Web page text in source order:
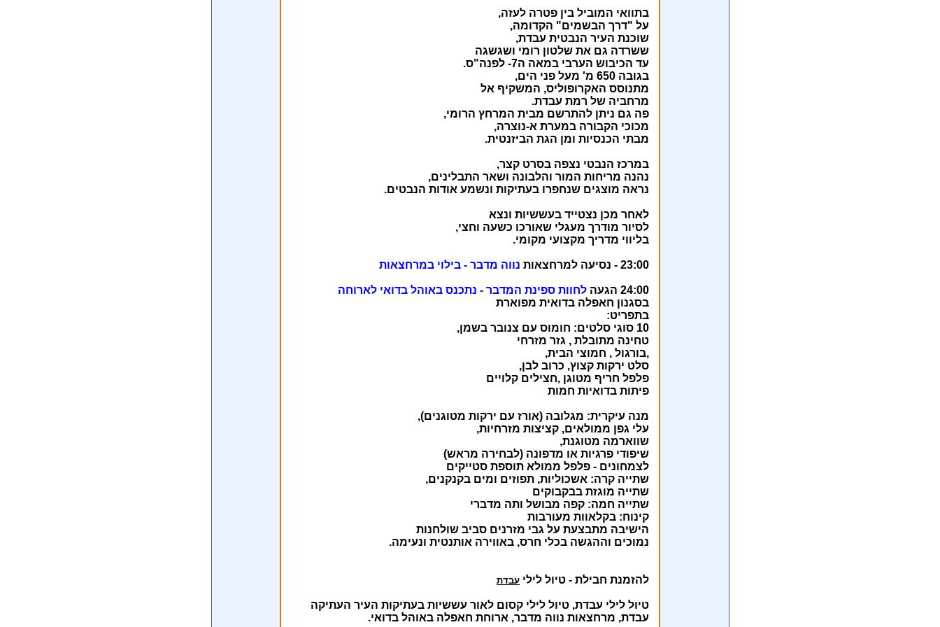
בתוואי המוביל בין פטרה לעזה,
על "דרך הבשמים" הקדומה,
שוכנת העיר הנבטית עבדת,
ששרדה גם את שלטון רומי ושגשגה
עד הכיבוש הערבי במאה ה7- לפנה"ס.
בגובה 650 מ' מעל פני הים,
מתנוסס האקרופוליס, המשקיף אל
מרחביה של רמת עבדת.
פה גם ניתן להתרשם מבית המרחץ הרומי,
מכוכי הקבורה במערת א-נוצרה,
מבתי הכנסיות ומן הגת הביזנטית.
במרכז הנבטי נצפה בסרט קצר,
נהנה מריחות המור והלבונה ושאר התבלינים,
נראה מוצגים שנחפרו בעתיקות ונשמע אודות הנבטים.
לאחר מכן נצטייד בעששיות ונצא
לסיור מודרך מעגלי שאורכו כשעה וחצי,
בליווי מדריך מקצועי מקומי.
23:00 - נסיעה למרחצאות נווה מדבר - בילוי במרחצאות
24:00 הגעה
לחוות ספינת המדבר - נתכנס באוהל בדואי לארוחה
בסגנון חאפלה בדואית מפוארת
בתפריט:
10 סוגי סלטים: חומוס עם צנובר בשמן,
טחינה מתובלת , גזר מזרחי
,בורגול , חמוצי הבית,
סלט ירקות קצוץ, כרוב לבן,
פלפל חריף מטוגן ,חצילים קלויים
פיתות בדואיות חמות
מנה עיקרית: מגלובה (אורז עם ירקות מטוגנים),
עלי גפן ממולאים, קציצות מזרחיות,
שווארמה מטוגנת,
שיפודי פרגיות או מדפונה (לבחירה מראש)
לצמחונים - פלפל ממולא תוספת סטייקים
שתייה קרה: אשכוליות, תפוזים ומים בקנקנים,
שתייה מוגזת בבקבוקים
שתייה חמה: קפה מבושל ותה מדברי
קינוח: בקלאוות מעורבות
הישיבה מתבצעת על גבי מזרנים סביב שולחנות
נמוכים וההגשה בכלי חרס, באווירה אותנטית ונעימה.
להזמנת חבילת - טיול לילי עבדת
טיול לילי עבדת, טיול לילי קסום לאור עששיות בעתיקות העיר העתיקה
עבדת, מרחצאות נווה מדבר, ארוחת חאפלה באוהל בדואי.